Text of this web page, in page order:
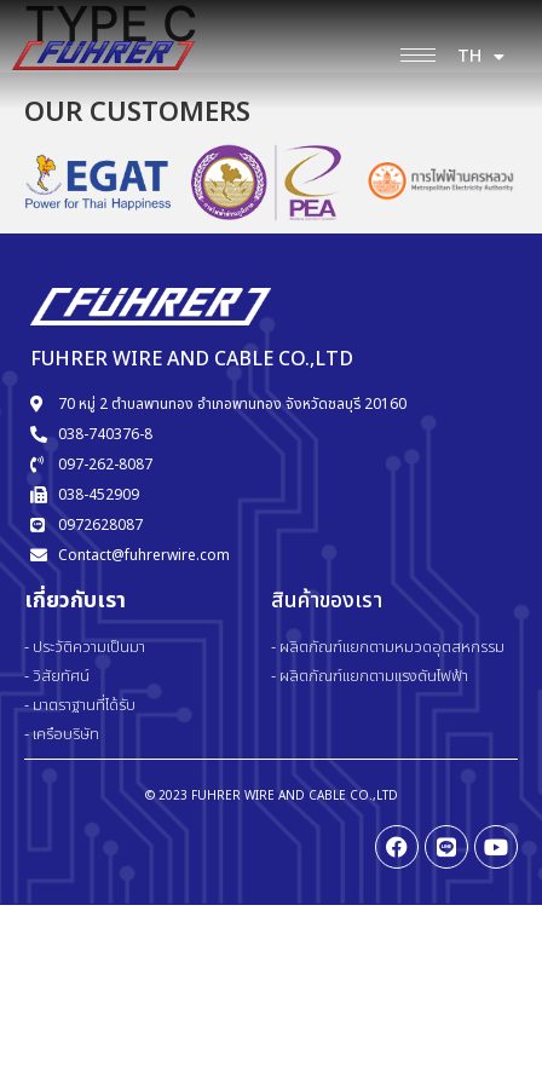
TH
EN
TYPE C
OUR CUSTOMERS
FUHRER WIRE AND CABLE CO.,LTD
70 หมู่ 2 ตำบลพานทอง อำเภอพานทอง จังหวัดชลบุรี 20160
038-740376-8
097-262-8087
038-452909
0972628087
Contact@fuhrerwire.com
เกี่ยวกับเรา
- ประวัติความเป็นมา
- วิสัยทัศน์
- มาตราฐานที่ได้รับ
- เครือบริษัท
สินค้าของเรา
- ผลิตภัณฑ์แยกตามหมวดอุตสหกรรม
- ผลิตภัณฑ์แยกตามแรงดันไฟฟ้า
© 2023 FUHRER WIRE AND CABLE CO.,LTD